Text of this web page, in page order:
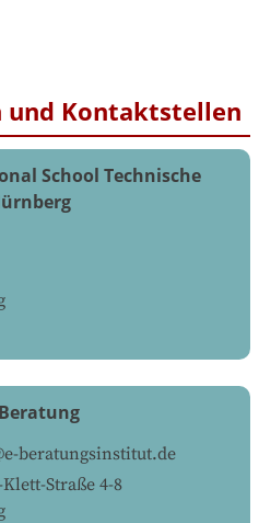
und Kontaktstellen
School Technische
beratungsinstitut.de
Straße 4-8